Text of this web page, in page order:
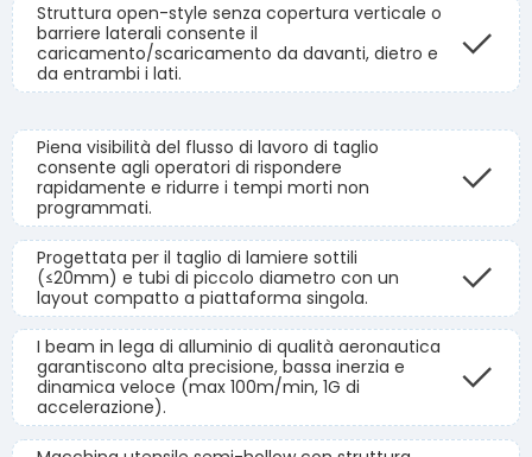
Struttura open-style senza copertura verticale o
barriere laterali consente il
caricamento/scaricamento da davanti, dietro e
da entrambi i lati.
Piena visibilità del flusso di lavoro di taglio
consente agli operatori di rispondere
rapidamente e ridurre i tempi morti non
programmati.
Progettata per il taglio di lamiere sottili
(≤20mm) e tubi di piccolo diametro con un
layout compatto a piattaforma singola.
I beam in lega di alluminio di qualità aeronautica
garantiscono alta precisione, bassa inerzia e
dinamica veloce (max 100m/min, 1G di
accelerazione).